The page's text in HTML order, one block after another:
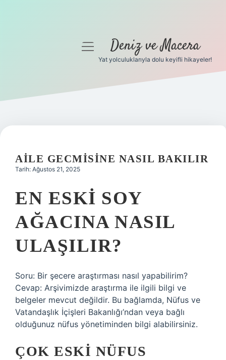
Gizlilik Politikası
Yasal Uyarı
menüyüDeniz ve Macera
Yat yolculuklarıyla dolu keyifli hikayeler!
AILE GECMISINE NASIL BAKILIR
Tarih: Ağustos 21, 2025
EN ESKI SOY
AĞACINA NASIL
ULAŞILIR?
Soru: Bir şecere araştırması nasıl yapabilirim?
Cevap: Arşivimizde araştırma ile ilgili bilgi ve
belgeler mevcut değildir. Bu bağlamda, Nüfus ve
Vatandaşlık İçişleri Bakanlığı’ndan veya bağlı
olduğunuz nüfus yönetiminden bilgi alabilirsiniz.
ÇOK ESKI NÜFUS